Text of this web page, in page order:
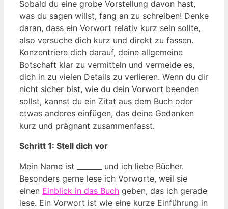
Sobald du eine grobe Vorstellung davon hast,
was du sagen willst, fang an zu schreiben! Denke
daran, dass ein Vorwort relativ kurz sein sollte,
also versuche dich kurz und direkt zu fassen.
Konzentriere dich darauf, deine allgemeine
Botschaft klar zu vermitteln und vermeide es,
dich in zu vielen Details zu verlieren. Wenn du dir
nicht sicher bist, wie du dein Vorwort beenden
sollst, kannst du ein Zitat aus dem Buch oder
etwas anderes einfügen, das deine Gedanken
kurz und prägnant zusammenfasst.
Schritt 1: Stell dich vor
Mein Name ist _______ und ich liebe Bücher.
Besonders gerne lese ich Vorworte, weil sie
einen Einblick in das Buch geben, das ich gerade
lese. Ein Vorwort ist wie eine kurze Einführung in